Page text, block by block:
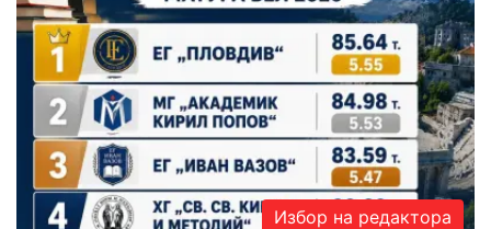
Избор на редактора